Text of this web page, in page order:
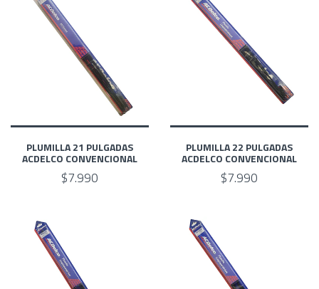
PLUMILLA 21 PULGADAS
ACDELCO CONVENCIONAL
$7.990
PLUMILLA 22 PULGADAS
ACDELCO CONVENCIONAL
$7.990